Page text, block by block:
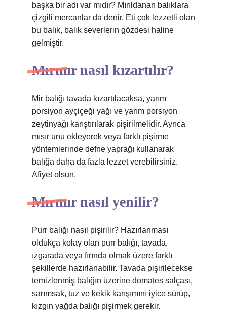
başka bir adı var mıdır? Mırıldanan balıklara
çizgili mercanlar da denir. Eti çok lezzetli olan
bu balık, balık severlerin gözdesi haline
gelmiştir.
Mırmır nasıl kızartılır?
Mir balığı tavada kızartılacaksa, yarım
porsiyon ayçiçeği yağı ve yarım porsiyon
zeytinyağı karıştırılarak pişirilmelidir. Ayrıca
mısır unu ekleyerek veya farklı pişirme
yöntemlerinde defne yaprağı kullanarak
balığa daha da fazla lezzet verebilirsiniz.
Afiyet olsun.
Mırmır nasıl yenilir?
Purr balığı nasıl pişirilir? Hazırlanması
oldukça kolay olan purr balığı, tavada,
ızgarada veya fırında olmak üzere farklı
şekillerde hazırlanabilir. Tavada pişirilecekse
temizlenmiş balığın üzerine domates salçası,
sarımsak, tuz ve kekik karışımını iyice sürüp,
kızgın yağda balığı pişirmek gerekir.